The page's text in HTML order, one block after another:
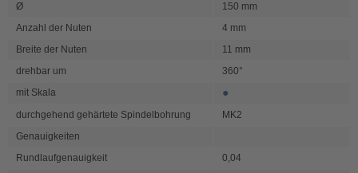
Ø
150 mm
Anzahl der Nuten
4 mm
Breite der Nuten
11 mm
drehbar um
360°
mit Skala
●
durchgehend gehärtete Spindelbohrung
MK2
Genauigkeiten
Rundlaufgenauigkeit
0,04